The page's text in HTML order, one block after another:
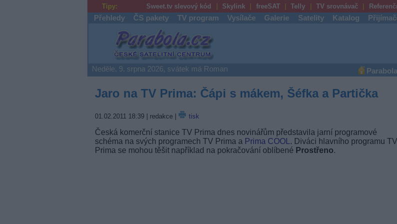
Tipy: Sweet.tv slevový kód Skylink freeSAT Telly TV srovnávač
Přehledy ČS pakety TV program Vysílače Galerie Satelity Katalog
Parabola.cz
Neděle, 9. srpna 2026, svátek má Roman
Jaro na TV Prima: Čápi s mákem, Šéfka a Partička
01.02.2011 18:39| redakce | tisk
Česká komerční stanice TV Prima dnes novinářům představila jarní programové
schéma na svých programech TV Prima a Prima COOL . Diváci hlavního programu TV
Prima se mohou těšit například na pokračování oblíbené Prostřeno.